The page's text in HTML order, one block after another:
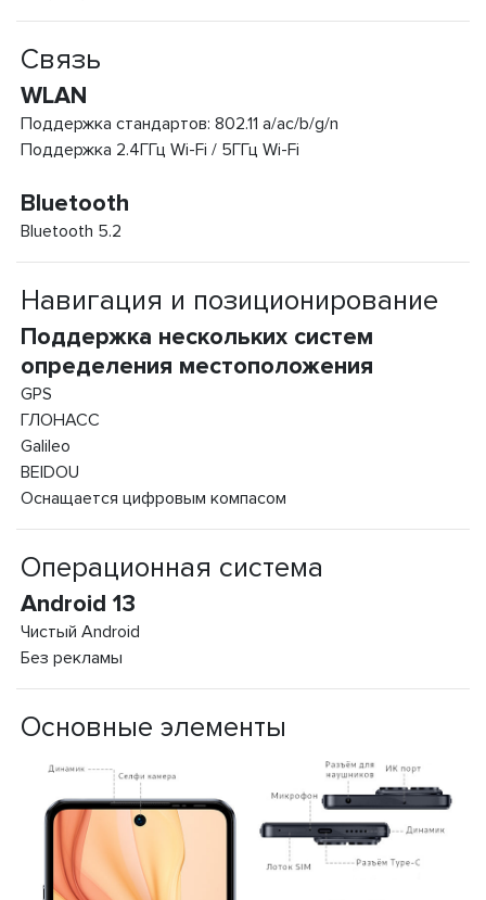
Связь
WLAN
Поддержка стандартов: 802.11 a/ac/b/g/n
Поддержка 2.4ГГц Wi-Fi / 5ГГц Wi-Fi
Bluetooth
Bluetooth 5.2
Навигация и позиционирование
Поддержка нескольких систем
определения местоположения
GPS
ГЛОНАСС
Galileo
BEIDOU
Оснащается цифровым компасом
Операционная система
Android 13
Чистый Android
Без рекламы
Основные элементы